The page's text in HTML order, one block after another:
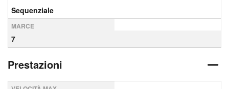
Sequenziale
MARCE
7
Prestazioni